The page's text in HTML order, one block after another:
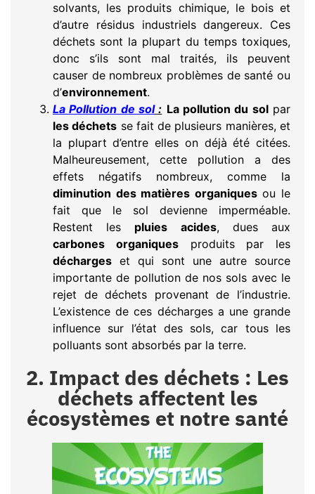
solvants, les produits chimique, le bois et
d’autre résidus industriels dangereux. Ces
déchets sont la plupart du temps toxiques,
donc s’ils sont mal traités, ils peuvent
causer de nombreux problèmes de santé ou
d’environnement.
La Pollution de sol: La pollution du solpar
les déchets se fait de plusieurs manières, et
la plupart d’entre elles on déjà été citées.
Malheureusement, cette pollution a des
effets négatifs nombreux, comme la
diminution des matières organiquesou le
fait que le sol devienne imperméable.
Restent les pluies acides, dues aux
carbones organiquesproduits par les
décharges et qui sont une autre source
importante de pollution de nos sols avec le
rejet de déchets provenant de l’industrie.
L’existence de ces décharges a une grande
influence sur l’état des sols, car tous les
polluants sont absorbés par la terre.
2. Impact des déchets : Les
déchets affectent les
écosystèmes et notre santé